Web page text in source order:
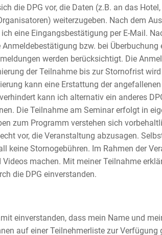
die DPG vor, die Daten (z.B. an das Hotel,
weiterzugeben. Nach dem
eine Eingangsbestätigung per E-Mail.
bzw. bei Überbuchung
werden berücksichtigt. Die
der Teilnahme bis zur Stornofrist
kann eine Erstattung der
kann ich alternativ ein anderes
Die Teilnahme am Seminar erfolgt in
zum Programm verstehen sich
vor, die Veranstaltung abzusagen.
keine Stornogebühren. Im Rahmen der
machen. Mit meiner Teilnahme
die DPG einverstanden.
einverstanden, dass mein Name und
auf einer Teilnehmerliste zur Verfügung